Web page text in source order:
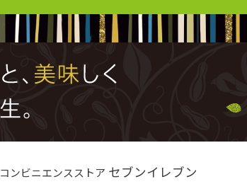
コンビニエンスストア セブンイレブン